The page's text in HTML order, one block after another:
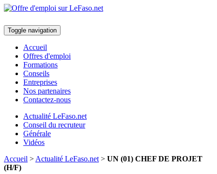
Toggle navigation
Accueil
Offres d'emploi
Formations
Conseils
Entreprises
Nos partenaires
Contactez-nous
Actualité LeFaso.net
Conseil du recruteur
Générale
Vidéos
Accueil > Actualité LeFaso.net > UN (01) CHEF DE PROJET
(H/F)